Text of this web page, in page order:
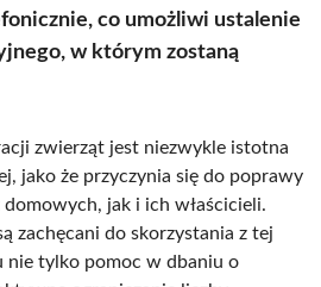
co umożliwi ustalenie
w którym zostaną
zwierząt jest niezwykle istotna
jako że przyczynia się do poprawy
jak i ich właścicieli.
zachęcani do skorzystania z tej
nie tylko pomoc w dbaniu o